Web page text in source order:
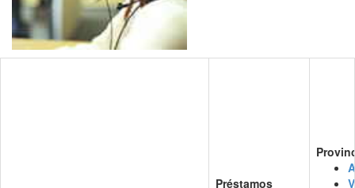
Préstamos